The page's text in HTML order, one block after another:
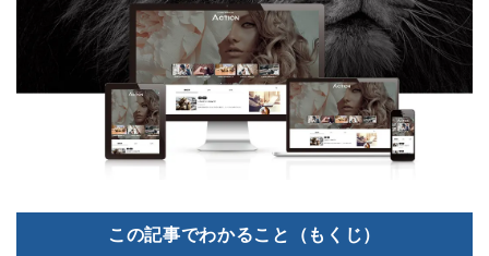
この記事でわかること（もくじ）